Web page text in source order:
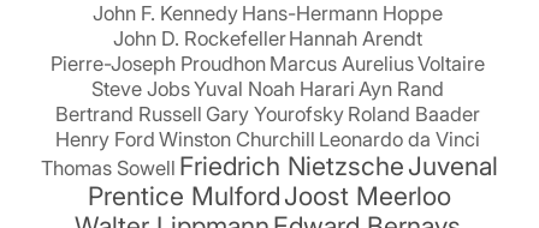
John F. Kennedy Hans-Hermann Hoppe
John D. RockefellerHannah Arendt
Pierre-Joseph Proudhon Marcus AureliusVoltaire
Steve JobsYuval Noah Harari Ayn Rand
Bertrand Russell Gary Yourofsky Roland Baader
Henry Ford Winston Churchill Leonardo da Vinci
Thomas Sowell Friedrich NietzscheJuvenal
Prentice MulfordJoost Meerloo